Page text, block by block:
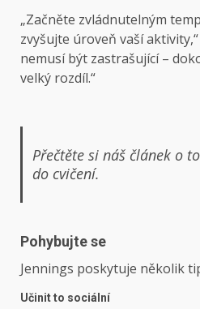
„Začněte zvládnutelným
zvyšujte úroveň vaší
nemusí být zastrašující –
velký rozdíl.“
Přečtěte si náš článek o
do cvičení.
Pohybujte se
Jennings poskytuje několik
Učinit to sociální